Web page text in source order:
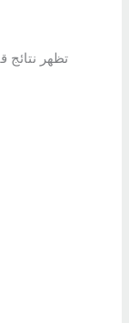
تظهر نتائج